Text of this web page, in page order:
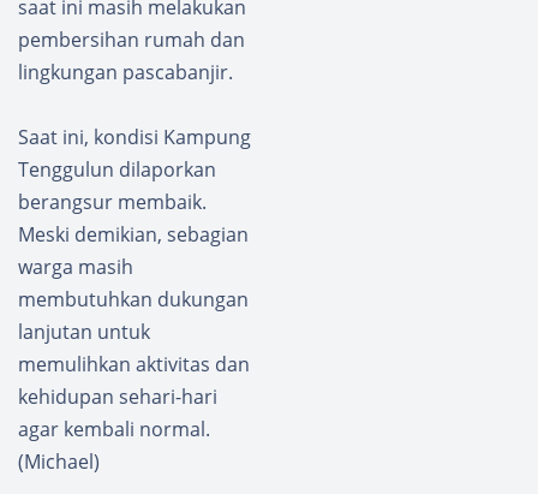
saat ini masih melakukan
pembersihan rumah dan
lingkungan pascabanjir.
Saat ini, kondisi Kampung
Tenggulun dilaporkan
berangsur membaik.
Meski demikian, sebagian
warga masih
membutuhkan dukungan
lanjutan untuk
memulihkan aktivitas dan
kehidupan sehari-hari
agar kembali normal.
(Michael)